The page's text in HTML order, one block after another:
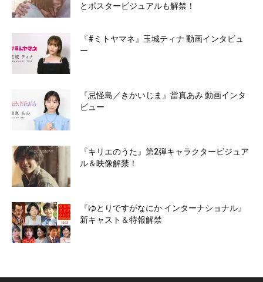
とポスタービジュアルも解禁！
『#ミトヤマネ』玉城ティナ 動画インタビュ
ー
『忌怪島／きかいじま』當真あみ 動画インタ
ビュー
『キリエのうた』第2弾キャラクタービジュア
ル＆映像解禁！
『ゆとりですがなにか インターナショナル』
新キャスト＆特報解禁